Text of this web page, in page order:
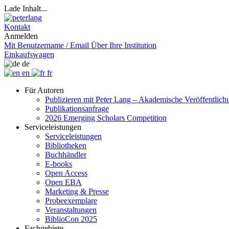
Lade Inhalt...
Kontakt
Anmelden
Mit Benutzername / Email Über Ihre Institution
Einkaufswagen
de
en
fr
Für Autoren
Publizieren mit Peter Lang – Akademische
Publikationsanfrage
2026 Emerging Scholars Competition
Serviceleistungen
Serviceleistungen
Bibliotheken
Buchhändler
E-books
Open Access
Open EBA
Marketing & Presse
Probeexemplare
Veranstaltungen
BiblioCon 2025